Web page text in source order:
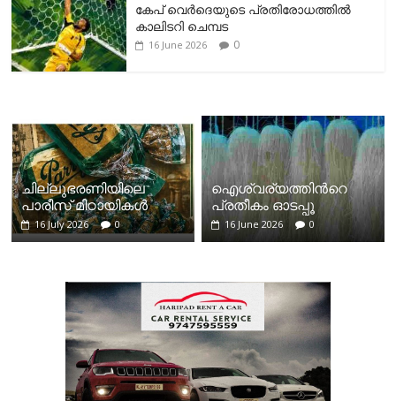
കേപ് വെര്‍ദെയുടെ പ്രതിരോധത്തില്‍
കാലിടറി ചെമ്പട
16 June 2026 0
ചില്ലുഭരണിയിലെ
പാരീസ് മിഠായികള്‍
16 July 2026 0
ഐശ്വര്യത്തിന്‍റെ
പ്രതീകം ഓടപ്പൂ
16 June 2026 0